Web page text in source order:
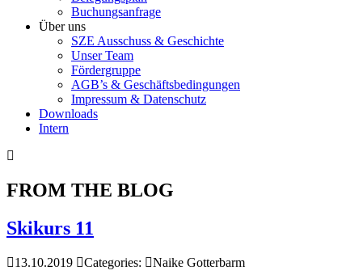
Buchungsanfrage
Über uns
SZE Ausschuss & Geschichte
Unser Team
Fördergruppe
AGB’s & Geschäftsbedingungen
Impressum & Datenschutz
Downloads
Intern
FROM THE BLOG
Skikurs 11
13.10.2019 Categories: Naike Gotterbarm